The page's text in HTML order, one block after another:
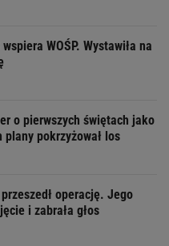
WOŚP. Wystawiła na
o pierwszych świętach jako
pokrzyżował los
operację. Jego
i zabrała głos